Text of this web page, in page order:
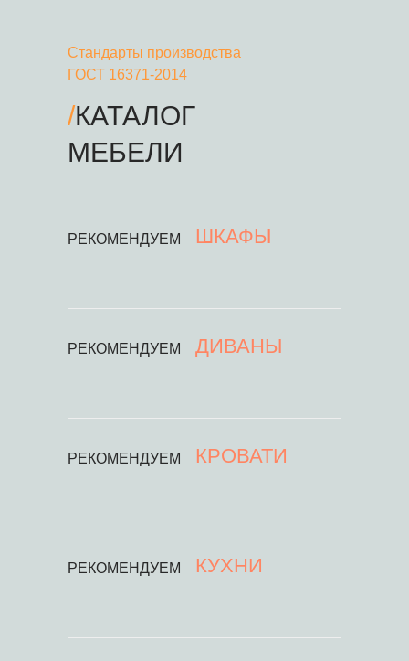
/КАТАЛОГ
МЕБЕЛИ
Стандарты производства
ГОСТ 16371-2014
РЕКОМЕНДУЕМ ШКАФЫ
РЕКОМЕНДУЕМ ДИВАНЫ
РЕКОМЕНДУЕМ КРОВАТИ
РЕКОМЕНДУЕМ КУХНИ